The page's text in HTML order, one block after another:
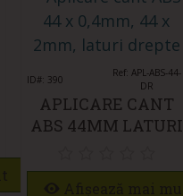
Îmi place
ID#: 390
Ref: APL-ABS-44-
DR
APLICARE CANT
ABS 44MM LATURI